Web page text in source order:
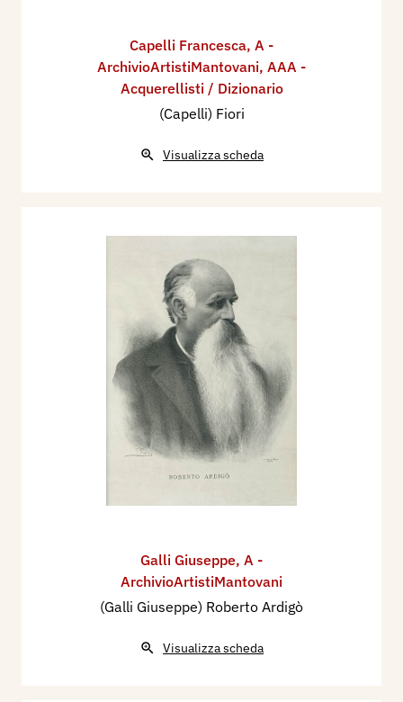
Capelli Francesca, A -
ArchivioArtistiMantovani, AAA -
Acquerellisti / Dizionario
(Capelli) Fiori
Visualizza scheda
Galli Giuseppe, A -
ArchivioArtistiMantovani
(Galli Giuseppe) Roberto Ardigò
Visualizza scheda